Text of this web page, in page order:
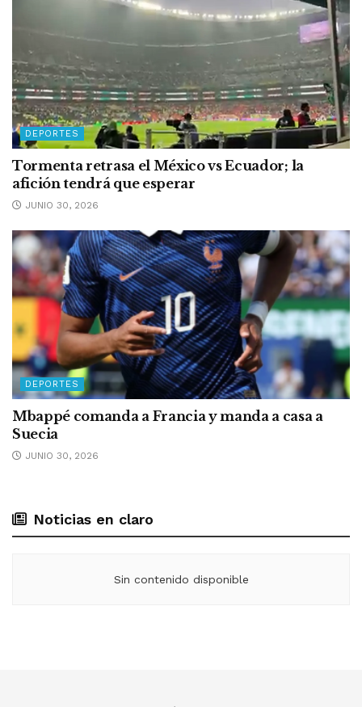
DEPORTES
Tormenta retrasa el México vs Ecuador; la
afición tendrá que esperar
JUNIO 30, 2026
DEPORTES
Mbappé comanda a Francia y manda a casa a
Suecia
JUNIO 30, 2026
Noticias en claro
Sin contenido disponible